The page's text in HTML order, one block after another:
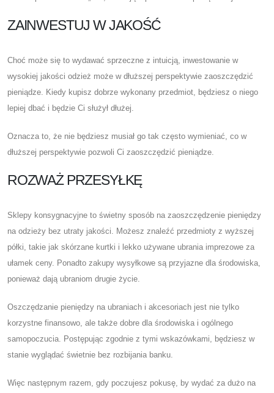
ZAINWESTUJ W JAKOŚĆ
Choć może się to wydawać sprzeczne z intuicją, inwestowanie w
wysokiej jakości odzież może w dłuższej perspektywie zaoszczędzić
pieniądze. Kiedy kupisz dobrze wykonany przedmiot, będziesz o niego
lepiej dbać i będzie Ci służył dłużej.
Oznacza to, że nie będziesz musiał go tak często wymieniać, co w
dłuższej perspektywie pozwoli Ci zaoszczędzić pieniądze.
ROZWAŻ PRZESYŁKĘ
Sklepy konsygnacyjne to świetny sposób na zaoszczędzenie pieniędzy
na odzieży bez utraty jakości. Możesz znaleźć przedmioty z wyższej
półki, takie jak skórzane kurtki i lekko używane ubrania imprezowe za
ułamek ceny. Ponadto zakupy wysyłkowe są przyjazne dla środowiska,
ponieważ dają ubraniom drugie życie.
Oszczędzanie pieniędzy na ubraniach i akcesoriach jest nie tylko
korzystne finansowo, ale także dobre dla środowiska i ogólnego
samopoczucia. Postępując zgodnie z tymi wskazówkami, będziesz w
stanie wyglądać świetnie bez rozbijania banku.
Więc następnym razem, gdy poczujesz pokusę, by wydać za dużo na